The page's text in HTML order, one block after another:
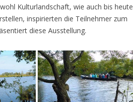
Kulturlandschaft, wie auch bis heute
inspirierten die Teilnehmer zum
diese Ausstellung.